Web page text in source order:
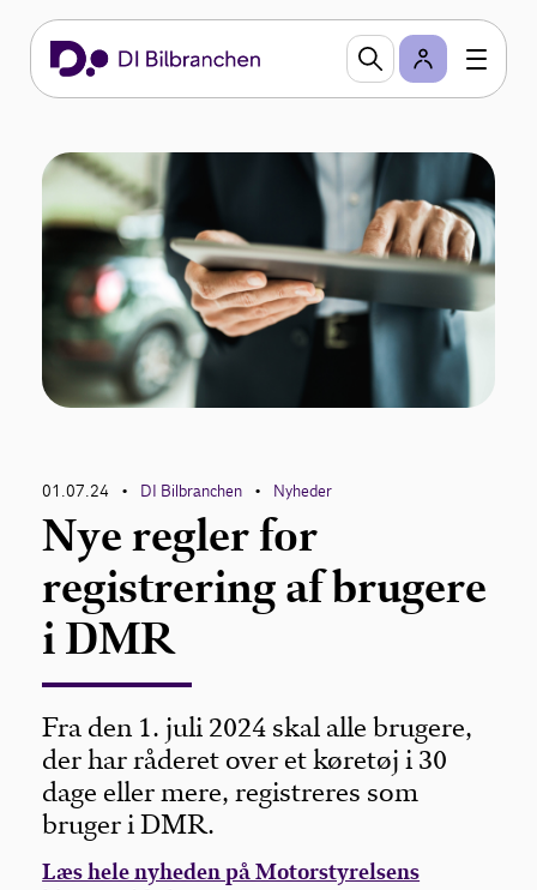
01.07.24 • DI Bilbranchen • Nyheder
Nye regler for
registrering af brugere
i DMR
Fra den 1. juli 2024 skal alle brugere,
der har råderet over et køretøj i 30
dage eller mere, registreres som
bruger i DMR.
Læs hele nyheden på Motorstyrelsens